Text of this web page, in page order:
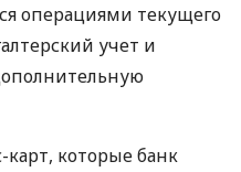
операциями текущего
учет и
карт, которые банк